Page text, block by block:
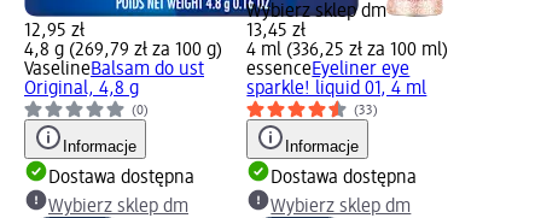
12,95 zł
4,8 g (269,79 zł za 100 g)
VaselineBalsam do ust
Original, 4,8 g
(0)
Informacje
Dostawa dostępna
Wybierz sklep dm
Wybierz sklep dm
13,45 zł
4 ml (336,25 zł za 100 ml)
essenceEyeliner eye
sparkle! liquid 01, 4 ml
(33)
Informacje
Dostawa dostępna
Wybierz sklep dm